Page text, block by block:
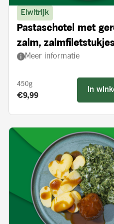
Eiwitrijk
Pastaschotel met
zalm,
en spinazie
Meer informatie
450g
Product prijs:
€9,99
In